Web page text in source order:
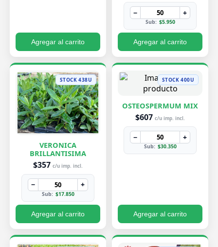
Agregar al carrito
− +
Sub: $5.950
Agregar al carrito
STOCK 438U
VERONICA
BRILLANTISIMA
$357 c/u imp. incl.
− +
Sub: $17.850
Agregar al carrito
STOCK 400U
OSTEOSPERMUM MIX
$607 c/u imp. incl.
− +
Sub: $30.350
Agregar al carrito